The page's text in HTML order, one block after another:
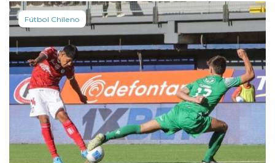
Fútbol Chileno